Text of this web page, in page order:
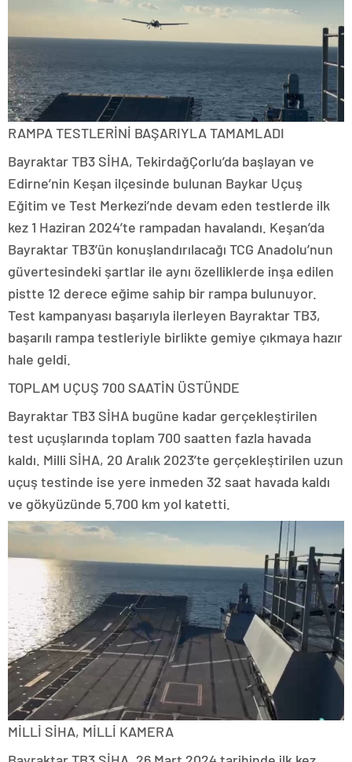
RAMPA TESTLERİNİ BAŞARIYLA TAMAMLADI
Bayraktar TB3 SİHA, TekirdağÇorlu’da başlayan ve
Edirne’nin Keşan ilçesinde bulunan Baykar Uçuş
Eğitim ve Test Merkezi’nde devam eden testlerde ilk
kez 1 Haziran 2024’te rampadan havalandı. Keşan’da
Bayraktar TB3’ün konuşlandırılacağı TCG Anadolu’nun
güvertesindeki şartlar ile aynı özelliklerde inşa edilen
pistte 12 derece eğime sahip bir rampa bulunuyor.
Test kampanyası başarıyla ilerleyen Bayraktar TB3,
başarılı rampa testleriyle birlikte gemiye çıkmaya hazır
hale geldi.
TOPLAM UÇUŞ 700 SAATİN ÜSTÜNDE
Bayraktar TB3 SİHA bugüne kadar gerçekleştirilen
test uçuşlarında toplam 700 saatten fazla havada
kaldı. Milli SİHA, 20 Aralık 2023’te gerçekleştirilen uzun
uçuş testinde ise yere inmeden 32 saat havada kaldı
ve gökyüzünde 5.700 km yol katetti.
MİLLİ SİHA, MİLLİ KAMERA